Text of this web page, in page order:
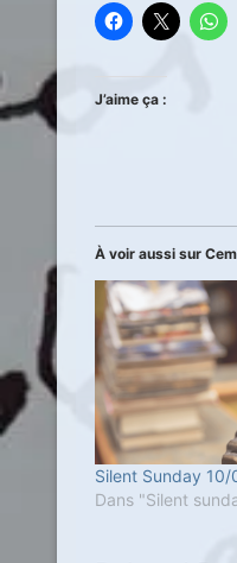
J’aime ça :
À voir aussi sur
Silent Sunday 10/
Dans "Silent